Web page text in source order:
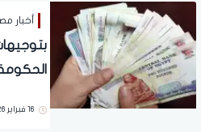
أخبار
16 فبراير 2026 | 07:01 مساءً